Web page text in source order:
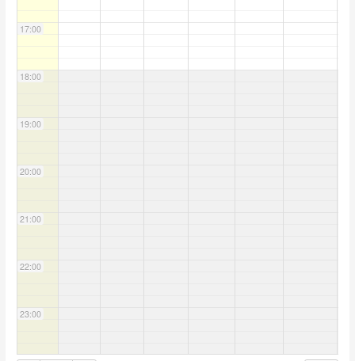
17:00
18:00
19:00
20:00
21:00
22:00
23:00